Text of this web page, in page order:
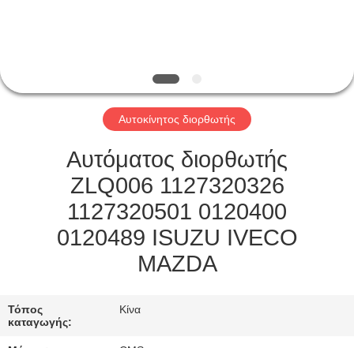
ΕΡΓΟΣΤΑΣΊΩΝ
ΠΟΙΟΤΙΚΌΣ
ΈΛΕΓΧΟΣ
ΕΛΆΤΕ
ΜΕ
Αυτοκίνητος διορθωτής
Αυτόματος διορθωτής
ZLQ006 1127320326
1127320501 0120400
0120489 ISUZU IVECO
MAZDA
Τόπος
καταγωγής:
Κίνα